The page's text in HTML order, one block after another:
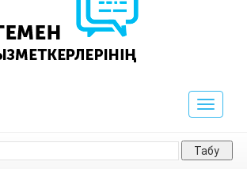
Toggle
Табу